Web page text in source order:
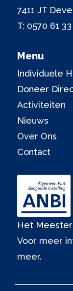
7411 JT
T: 0570 61
Menu
Individuele
Doneer
Activiteiten
Nieuws
Over Ons
Contact
Het
Voor meer
meer.